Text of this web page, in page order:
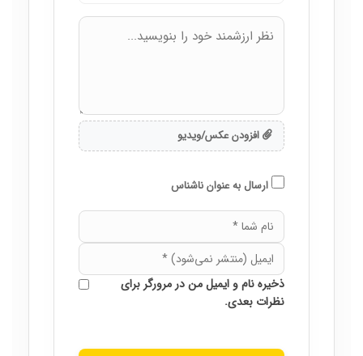
افزودن عکس/ویدیو
ارسال به عنوان ناشناس
ذخیره نام و ایمیل من در مرورگر برای
نظرات بعدی.